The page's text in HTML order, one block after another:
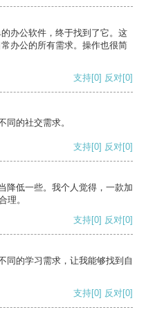
办公软件，终于找到了它。这
办公的所有需求。操作也很简
支持[0] 反对[0]
同的社交需求。
支持[0] 反对[0]
降低一些。我个人觉得，一款加
理。
支持[0] 反对[0]
同的学习需求，让我能够找到自
支持[0] 反对[0]